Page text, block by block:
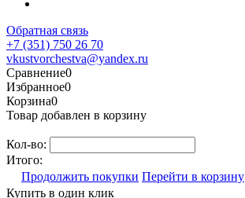
Обратная связь
+7 (351) 750 26 70
vkustvorchestva@yandex.ru
Сравнение0
Избранное0
Корзина0
Товар добавлен в корзину
Кол-во:
Итого:
Продолжить покупки Перейти в корзину
Купить в один клик